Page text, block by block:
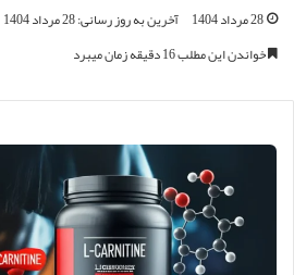
28 مرداد 1404
آخرین به روز رسانی: 28 مرداد 1404
خواندن این مطلب 16 دقیقه زمان میبرد